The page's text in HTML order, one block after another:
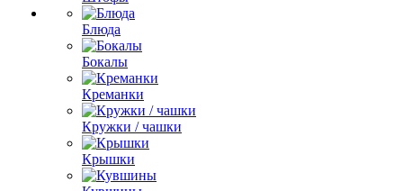
Блюда
Бокалы
Креманки
Кружки / чашки
Крышки